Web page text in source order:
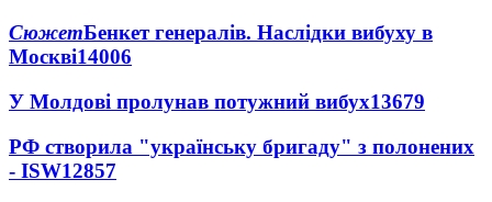
СюжетБенкет генералів. Наслідки вибуху в
Москві14006
У Молдові пролунав потужний вибух13679
РФ створила "українську бригаду" з полонених
- ISW12857